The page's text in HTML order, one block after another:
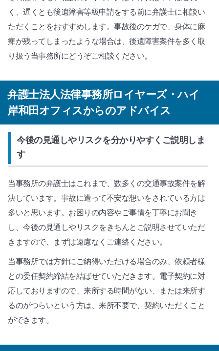
く、遅くとも後遺障害等級申請をする前に弁護士に相談い
ただくことをおすすめします。事故後のケガで、身体に麻
痺が残ってしまったような場合は、後遺障害案件を多く取
り扱う当事務所にどうぞご相談ください。
弁護士法人法律事務所ロイヤーズ・ハイ
岸和田オフィスからのアドバイス
今後の見通しやリスクを分かりやすくご説明しま
す
当事務所の弁護士はこれまで、数多くの交通事故案件を解
決しています。事故に遭って不安な想いをされている方は
多いと思います。お困りの内容やご事情を丁寧にお聞き
し、今後の見通しやリスクをきちんとご説明させていただ
きますので、まずは遠慮なくご連絡ください。
当事務所では方針にご納得いただける場合のみ、依頼者様
との委任契約締結を結ばせていただきます。電子契約に対
応しておりますので、来所する時間がない、または来所す
るのがつらいという方は、来所不要で、契約いただくこと
ができます。